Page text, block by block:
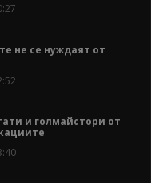
не се нуждаят от
и голмайстори от